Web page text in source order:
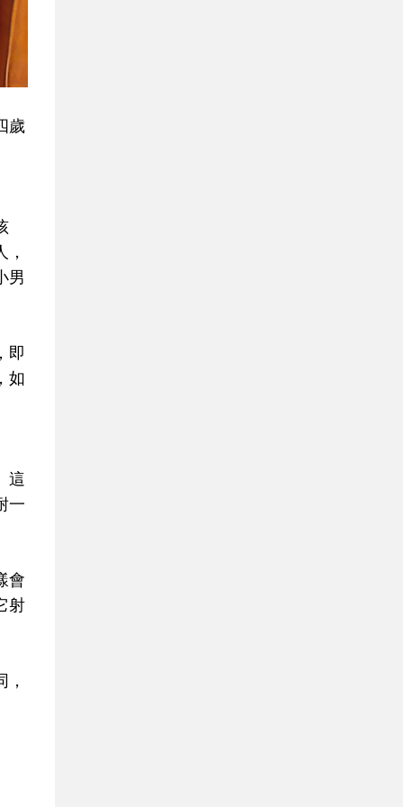
歲
男
即
如
這
一
會
射